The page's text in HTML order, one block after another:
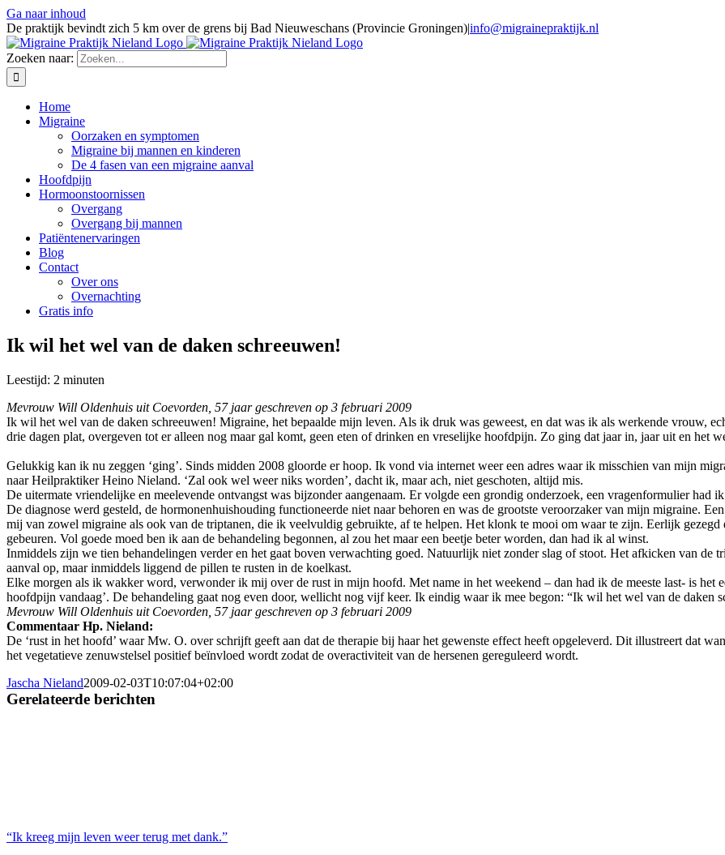
Ga naar inhoud
De praktijk bevindt zich 5 km over de grens bij Bad Nieuweschans (Provincie Groningen)|info@migrainepraktijk.nl
Zoeken naar:
Home
Migraine
Oorzaken en symptomen
Migraine bij mannen en kinderen
De 4 fasen van een migraine aanval
Hoofdpijn
Hormoonstoornissen
Overgang
Overgang bij mannen
Patiëntenervaringen
Blog
Contact
Over ons
Overnachting
Gratis info
Ik wil het wel van de daken schreeuwen!
Leestijd: 2 minuten
Mevrouw Will Oldenhuis uit Coevorden, 57 jaar geschreven op 3 februari 2009
Ik wil het wel van de daken schreeuwen! Migraine, het bepaalde mijn leven. Als ik druk was geweest, en dat was ik als werkende vrouw,
drie dagen plat, overgeven tot er alleen nog maar gal komt, geen eten of drinken en vreselijke hoofdpijn. Zo ging dat jaar in, jaar uit en het
Gelukkig kan ik nu zeggen ‘ging’. Sinds midden 2008 gloorde er hoop. Ik vond via internet weer een adres waar ik misschien van mijn
naar Heilpraktiker Heino Nieland. ‘Zal ook wel weer niks worden’, dacht ik, maar ach, niet geschoten, altijd mis.
De uitermate vriendelijke en meelevende ontvangst was bijzonder aangenaam. Er volgde een grondig onderzoek, een vragenformulier had
De diagnose werd gesteld, de hormonenhuishouding functioneerde niet naar behoren en was de grootste veroorzaker van mijn migraine.
mij van zowel migraine als ook van de triptanen, die ik veelvuldig gebruikte, af te helpen. Het klonk te mooi om waar te zijn. Eerlijk
gebeuren. Vol goede moed ben ik aan de behandeling begonnen, al zou het maar een beetje beter worden, dan had ik al winst.
Inmiddels zijn we tien behandelingen verder en het gaat boven verwachting goed. Natuurlijk niet zonder slag of stoot. Het afkicken van de
aanval op, maar inmiddels liggend de pillen te rusten in de koelkast.
Elke morgen als ik wakker word, verwonder ik mij over de rust in mijn hoofd. Met name in het weekend – dan had ik de meeste last- is het
hoofdpijn vandaag’. De behandeling gaat nog even door, wellicht nog vijf keer. Ik eindig waar ik mee begon: “Ik wil het wel van de daken
Mevrouw Will Oldenhuis uit Coevorden, 57 jaar geschreven op 3 februari 2009
Commentaar Hp. Nieland:
De ‘rust in het hoofd’ waar Mw. O. over schrijft geeft aan dat de therapie bij haar het gewenste effect heeft opgeleverd. Dit illustreert dat
het vegetatieve zenuwstelsel positief beïnvloed wordt zodat de overactiviteit van de hersenen gereguleerd wordt.
Jascha Nieland2009-02-03T10:07:04+02:00
Gerelateerde berichten
“Ik kreeg mijn leven weer terug met dank.”